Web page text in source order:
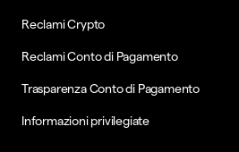
Reclami Crypto
Reclami Conto di Pagamento
Trasparenza Conto di Pagamento
Informazioni privilegiate